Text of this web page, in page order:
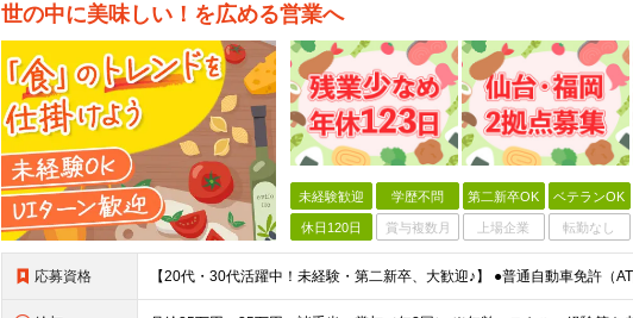
世の中に美味しい！を広める営業へ
未経験歓迎 学歴不問 第二新卒OK ベテランOK
休日120日 賞与複数月 上場企業 転勤なし
応募資格